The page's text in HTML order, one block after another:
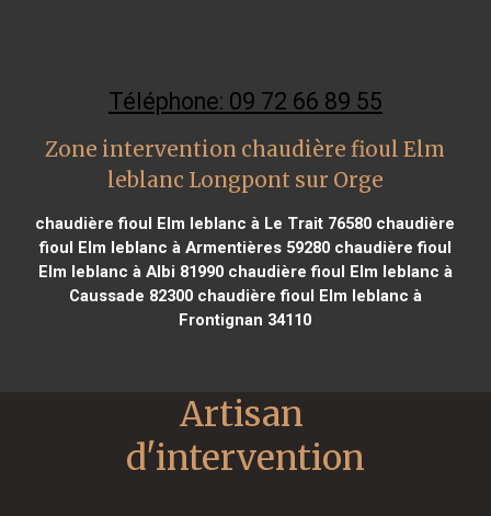
Téléphone: 09 72 66 89 55
Zone intervention chaudière fioul Elm
leblanc Longpont sur Orge
chaudière fioul Elm leblanc à Le Trait 76580 chaudière
fioul Elm leblanc à Armentières 59280chaudière fioul
Elm leblanc à Albi 81990chaudière fioul Elm leblanc à
Caussade 82300chaudière fioul Elm leblanc à
Frontignan 34110
Artisan
d'intervention